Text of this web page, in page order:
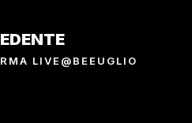
LIVE@BEEUGLIO